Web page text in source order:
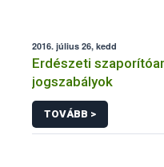
2016. július 26, kedd
Erdészeti
jogszabályok
TOVÁBB >